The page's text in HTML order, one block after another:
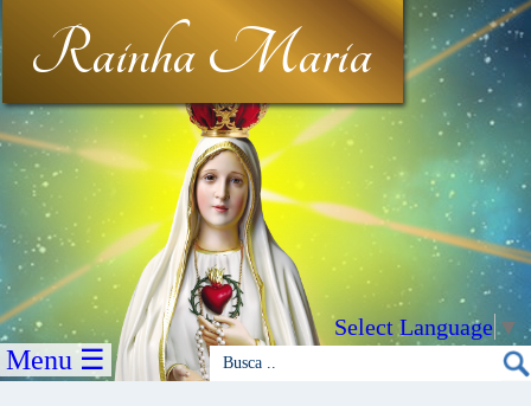
Rainha Maria
Select Language ▼
Menu ☰